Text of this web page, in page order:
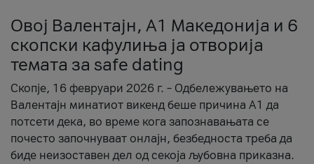
Овој Валентајн, A1 Македонија и 6
скопски кафулиња ја отворија
темата за safe dating
Скопје, 16 февруари 2026 г. – Одбележувањето на
Валентајн минатиот викенд беше причина А1 да
потсети дека, во време кога запознавањата се
почесто започнуваат онлајн, безбедноста треба да
биде неизоставен дел од секоја љубовна приказна.